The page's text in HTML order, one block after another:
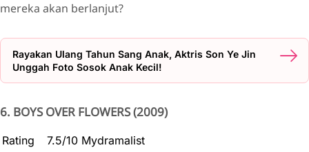
mereka akan berlanjut?
Rayakan Ulang Tahun Sang Anak, Aktris Son Ye Jin
Unggah Foto Sosok Anak Kecil!
6. BOYS OVER FLOWERS (2009)
Rating
7.5/10 Mydramalist